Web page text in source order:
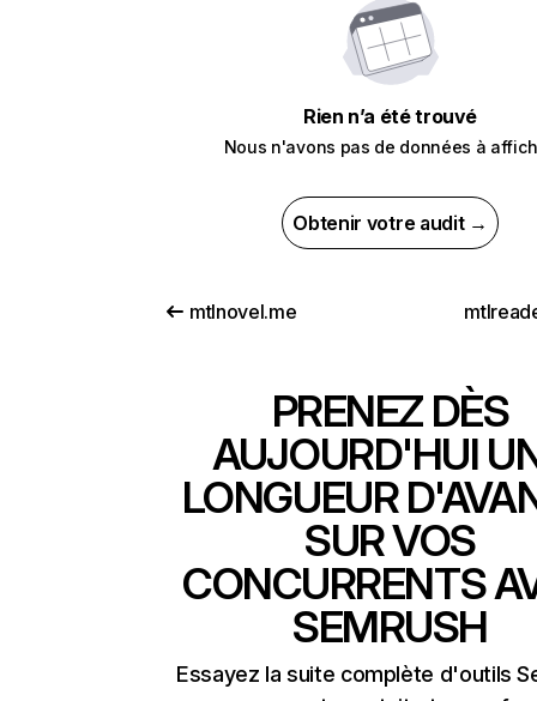
Rien n’a été trouvé
Nous n'avons pas de données à
Obtenir votre audit →
mtlnovel.me
PRENEZ DÈS
AUJOURD'HUI
LONGUEUR
SUR VOS
CONCURRENTS
SEMRUSH
Essayez la suite complète d'outils